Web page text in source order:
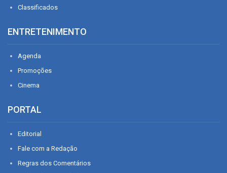
Classificados
ENTRETENIMENTO
Agenda
Promoções
Cinema
PORTAL
Editorial
Fale com a Redação
Regras dos Comentários